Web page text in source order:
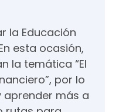
la Educación
esta ocasión,
la temática “El
por lo
más a